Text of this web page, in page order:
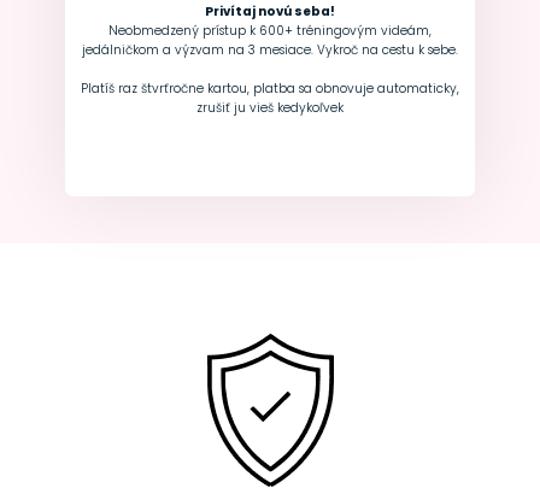
Privítaj novú seba!
Neobmedzený prístup k 600+ tréningovým videám,
jedálničkom a výzvam na 3 mesiace. Vykroč na cestu k sebe.
Platíš raz štvrťročne kartou, platba sa obnovuje automaticky,
zrušiť ju vieš kedykoľvek